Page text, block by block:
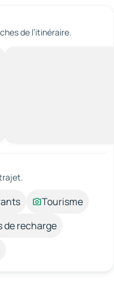
de l’itinéraire.
Tourisme
de recharge